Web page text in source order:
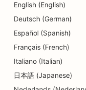
SEO pre služby
SEO pre zubné
English (English)
Deutsch (German)
Español (Spanish)
Français (French)
Italiano (Italian)
日本語 (Japanese)